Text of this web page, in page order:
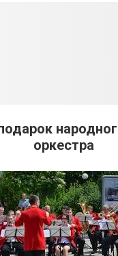
оркестра